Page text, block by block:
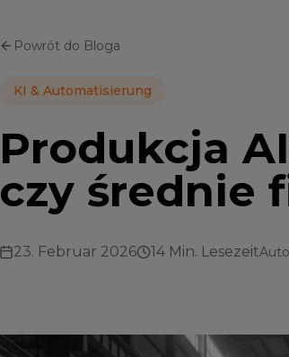
Powrót do Bloga
KI & Automatisierung
Produkcja
czy średnie
23. Februar 2026 14 Min. Lesezeit